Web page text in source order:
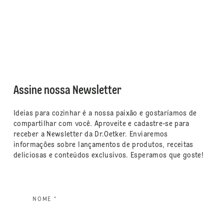
Assine nossa Newsletter
Ideias para cozinhar é a nossa paixão e gostaríamos de
compartilhar com você. Aproveite e cadastre-se para
receber a Newsletter da Dr.Oetker. Enviaremos
informações sobre lançamentos de produtos, receitas
deliciosas e conteúdos exclusivos. Esperamos que goste!
NOME *